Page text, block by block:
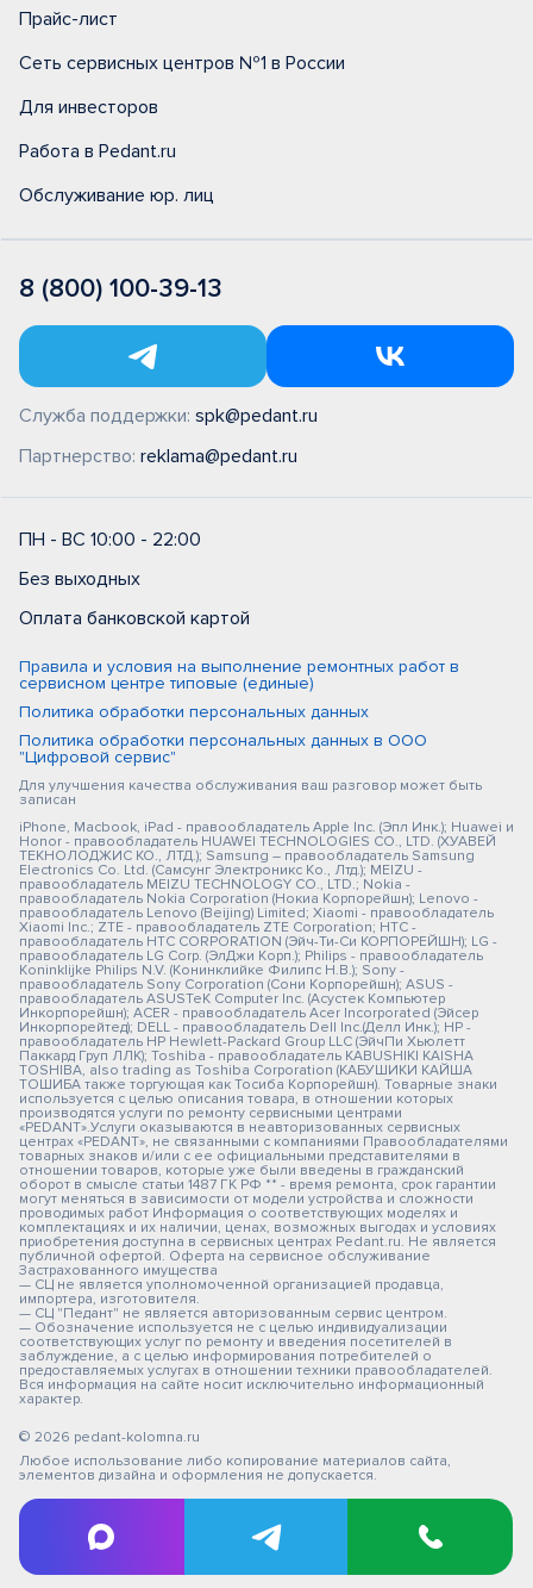
Прайс-лист
Сеть сервисных центров №1 в России
Для инвесторов
Работа в Pedant.ru
Обслуживание юр. лиц
8 (800) 100-39-13
Служба поддержки: spk@pedant.ru
Партнерство: reklama@pedant.ru
ПН - ВС 10:00 - 22:00
Без выходных
Оплата банковской картой
Правила и условия на выполнение ремонтных работ в
сервисном центре типовые (единые)
Политика обработки персональных данных
Политика обработки персональных данных в ООО
"Цифровой сервис"
Для улучшения качества обслуживания ваш разговор может быть
записан
iPhone, Macbook, iPad - правообладатель Apple Inc. (Эпл Инк.); Huawei и
Honor - правообладатель HUAWEI TECHNOLOGIES CO., LTD. (ХУАВЕЙ
ТЕКНОЛОДЖИС КО., ЛТД.); Samsung – правообладатель Samsung
Electronics Co. Ltd. (Самсунг Электроникс Ко., Лтд.); MEIZU -
правообладатель MEIZU TECHNOLOGY CO., LTD.; Nokia -
правообладатель Nokia Corporation (Нокиа Корпорейшн); Lenovo -
правообладатель Lenovo (Beijing) Limited; Xiaomi - правообладатель
Xiaomi Inc.; ZTE - правообладатель ZTE Corporation; HTC -
правообладатель HTC CORPORATION (Эйч-Ти-Си КОРПОРЕЙШН); LG -
правообладатель LG Corp. (ЭлДжи Корп.); Philips - правообладатель
Koninklijke Philips N.V. (Конинклийке Филипс Н.В.); Sony -
правообладатель Sony Corporation (Сони Корпорейшн); ASUS -
правообладатель ASUSTeK Computer Inc. (Асустек Компьютер
Инкорпорейшн); ACER - правообладатель Acer Incorporated (Эйсер
Инкорпорейтед); DELL - правообладатель Dell Inc.(Делл Инк.); HP -
правообладатель HP Hewlett-Packard Group LLC (ЭйчПи Хьюлетт
Паккард Груп ЛЛК); Toshiba - правообладатель KABUSHIKI KAISHA
TOSHIBA, also trading as Toshiba Corporation (КАБУШИКИ КАЙША
ТОШИБА также торгующая как Тосиба Корпорейшн). Товарные знаки
используется с целью описания товара, в отношении которых
производятся услуги по ремонту сервисными центрами
«PEDANT».Услуги оказываются в неавторизованных сервисных
центрах «PEDANT», не связанными с компаниями Правообладателями
товарных знаков и/или с ее официальными представителями в
отношении товаров, которые уже были введены в гражданский
оборот в смысле статьи 1487 ГК РФ ** - время ремонта, срок гарантии
могут меняться в зависимости от модели устройства и сложности
проводимых работ Информация о соответствующих моделях и
комплектациях и их наличии, ценах, возможных выгодах и условиях
приобретения доступна в сервисных центрах Pedant.ru. Не является
публичной офертой. Оферта на сервисное обслуживание
Застрахованного имущества
— СЦ не является уполномоченной организацией продавца,
импортера, изготовителя.
— СЦ "Педант" не является авторизованным сервис центром.
— Обозначение используется не с целью индивидуализации
соответствующих услуг по ремонту и введения посетителей в
заблуждение, а с целью информирования потребителей о
предоставляемых услугах в отношении техники правообладателей.
Вся информация на сайте носит исключительно информационный
характер.
© 2026 pedant-kolomna.ru
Любое использование либо копирование материалов сайта,
элементов дизайна и оформления не допускается.